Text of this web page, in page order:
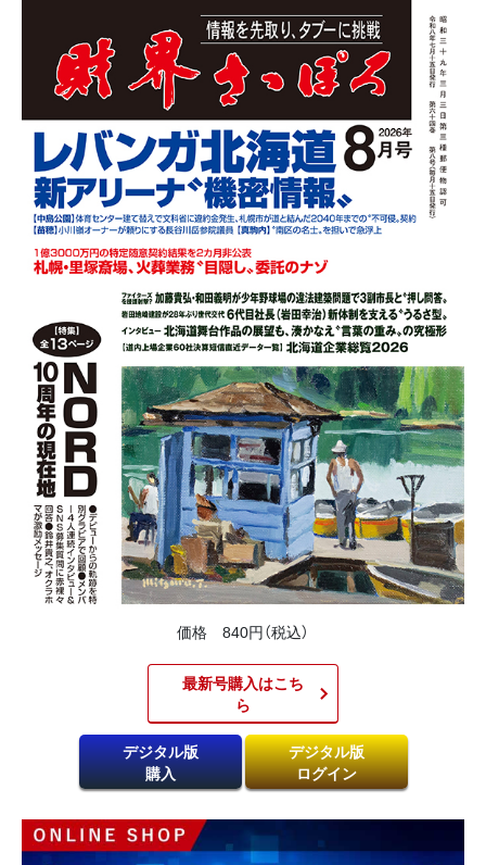
価格 840円（税込）
最新号購入はこち
ら​
デジタル版
購入
デジタル版
ログイン